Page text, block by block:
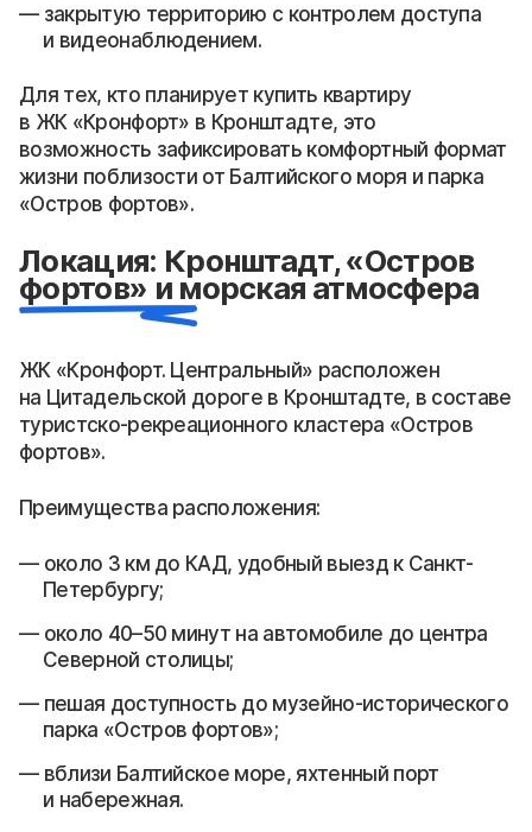
закрытую территорию с контролем доступа
и видеонаблюдением.
Для тех, кто планирует купить квартиру
в ЖК «Кронфорт» в Кронштадте, это
возможность зафиксировать комфортный формат
жизни поблизости от Балтийского моря и парка
«Остров фортов».
Локация: Кронштадт, «Остров
фортов» и морская атмосфера
ЖК «Кронфорт. Центральный» расположен
на Цитадельской дороге в Кронштадте, в составе
туристско-рекреационного кластера «Остров
фортов».
Преимущества расположения:
около 3 км до КАД, удобный выезд к Санкт-
Петербургу;
около 40–50 минут на автомобиле до центра
Северной столицы;
пешая доступность до музейно-исторического
парка «Остров фортов»;
вблизи Балтийское море, яхтенный порт
и набережная.